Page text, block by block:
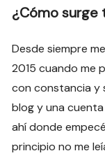
¿Cómo surge
Desde siempre
2015 cuando me
con constancia y
blog y una
ahí donde
principio no me